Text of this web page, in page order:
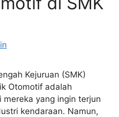
Kejuruan (SMK)
Otomotif adalah
yang ingin terjun
kendaraan. Namun,